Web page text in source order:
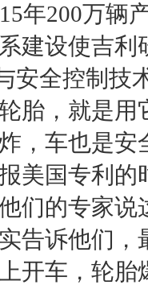
年200万辆
建设使吉利
安全控制技
胎 ，就是用
，车也是安
美国专利
们的专家
告诉他们
开车， 轮胎